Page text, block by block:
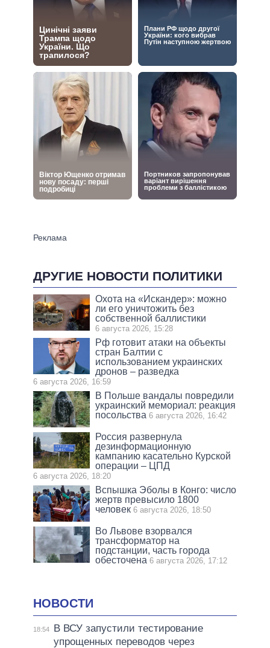
ДРУГИЕ НОВОСТИ ПОЛИТИКИ
Охота на «Искандер»: можно
ли его уничтожить без
собственной баллистики
6 августа 2026, 15:28
Рф готовит атаки на объекты
стран Балтии с
использованием украинских
дронов – разведка
6 августа 2026, 16:59
В Польше вандалы повредили
украинский мемориал: реакция
посольства 6 августа 2026, 16:42
Россия развернула
дезинформационную
кампанию касательно Курской
операции – ЦПД
6 августа 2026, 18:20
Вспышка Эболы в Конго: число
жертв превысило 1800
человек 6 августа 2026, 18:50
Во Львове взорвался
трансформатор на
подстанции, часть города
обесточена 6 августа 2026, 17:12
НОВОСТИ
18:54
В ВСУ запустили тестирование
упрощенных переводов через